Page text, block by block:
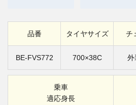
品番 タイヤサイズ チ
BE-FVS772 700×38C 外
乗車
適応身長